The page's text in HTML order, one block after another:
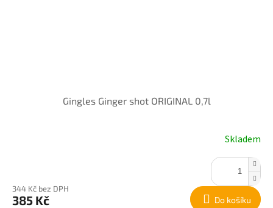
Gingles Ginger shot ORIGINAL 0,7l
Skladem
344 Kč bez DPH
385 Kč Do košíku